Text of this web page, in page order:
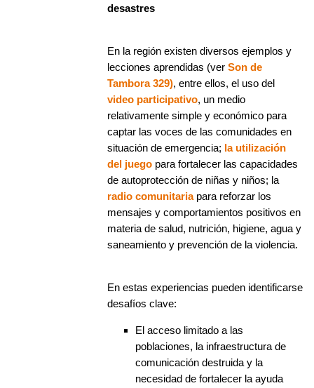
desastres
En la región existen diversos ejemplos y
lecciones aprendidas (ver Son de
Tambora 329), entre ellos, el uso del
video participativo, un medio
relativamente simple y económico para
captar las voces de las comunidades en
situación de emergencia; la utilización
del juego para fortalecer las capacidades
de autoprotección de niñas y niños; la
radio comunitariapara reforzar los
mensajes y comportamientos positivos en
materia de salud, nutrición, higiene, agua y
saneamiento y prevención de la violencia.
En estas experiencias pueden identificarse
desafíos clave:
El acceso limitado a las
poblaciones, la infraestructura de
comunicación destruida y la
necesidad de fortalecer la ayuda